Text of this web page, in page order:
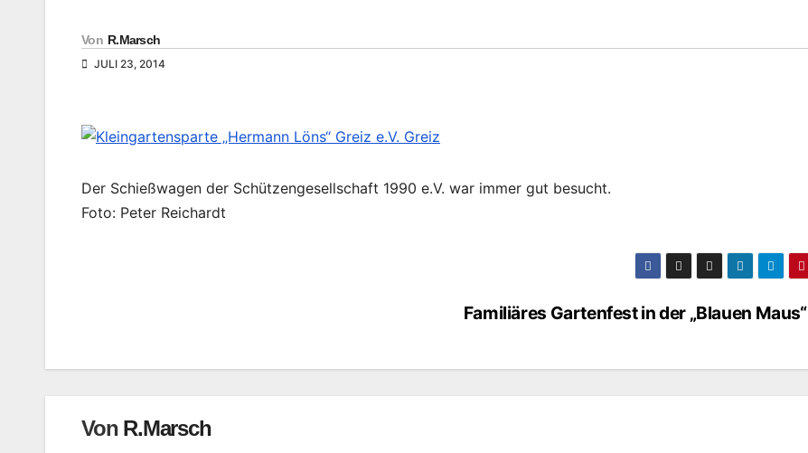
Von R.Marsch
JULI 23, 2014
Der Schießwagen der Schützengesellschaft 1990 e.V. war immer gut besucht.
Foto: Peter Reichardt
Familiäres Gartenfest in der „Blauen Maus“
Von R.Marsch